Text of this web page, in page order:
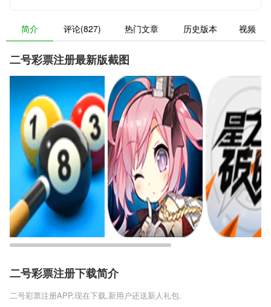
简介 评论(827) 热门文章 历史版本 视频
二号彩票注册最新版截图
二号彩票注册下载简介
二号彩票注册APP,现在下载,新用户还送新人礼包.